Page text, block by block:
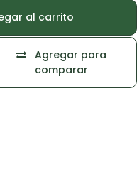
al carrito
Agregar para
comparar